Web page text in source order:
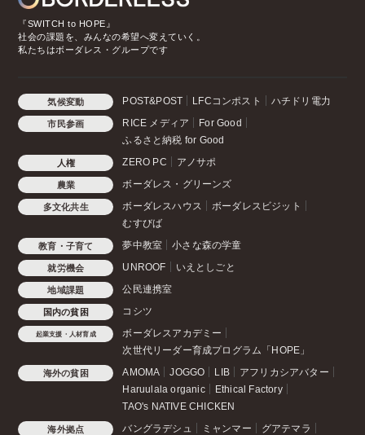
『SWITCH to HOPE』
社会の課題を、みんなの希望へ変えていく。
私たちはボーダレス・グループです
気候変動 POST&POST LFCコンポスト ハチドリ電力
市民参画 RICE メディア
For Good
ふるさと納税 for Good
人権 ZERO PC アノサポ
農業 ボーダレス・グリーンズ
多文化共生 ボーダレスハウス
ボーダレスビジット
むすびば
教育・子育て 夢中教室 小さな森の学童
就労機会 UNROOF いえとしごと
地域課題 公民連携室
国内の貧困 コシツ
起業支援・人材育成
ボーダレスアカデミー
次世代リーダー育成プログラム「HOPE」
海外の貧困 AMOMA JOGGO LIB
アフリカシアバター
Haruulala organic
Ethical Factory
TAO's NATIVE CHICKEN
海外拠点 バングラデシュ ミャンマー グアテマラ